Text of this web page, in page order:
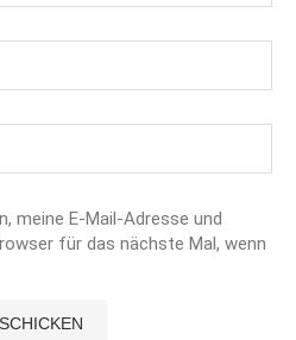
meine E-Mail-Adresse und
für das nächste Mal, wenn